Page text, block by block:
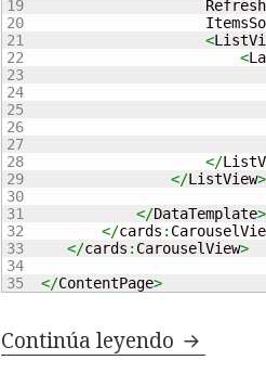
19
20
21
22
23
24
25
26
27
28
29
30
31
32
33
34
<
<
</
</ListView>
</DataTemplate>
</cards :
</cards : CarouselView>
</ContentPage>
Continúa leyendo